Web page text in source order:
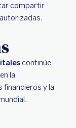
compartir
continúe
la
financieros y la